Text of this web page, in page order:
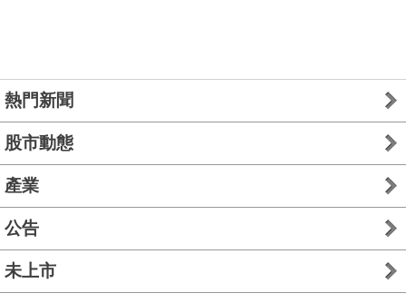
熱門新聞
股市動態
產業
公告
未上市